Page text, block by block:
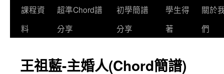
課程資
料
超準Chord譜
分享
初學簡譜
分享
學生得
著
關於
們
王祖藍-主婚人(Chord簡譜)